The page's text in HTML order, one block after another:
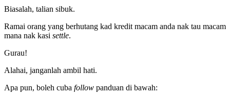
Biasalah, talian sibuk.
Ramai orang yang berhutang kad kredit macam anda nak tau macam
mana nak kasi settle.
Gurau!
Alahai, janganlah ambil hati.
Apa pun, boleh cuba follow panduan di bawah: